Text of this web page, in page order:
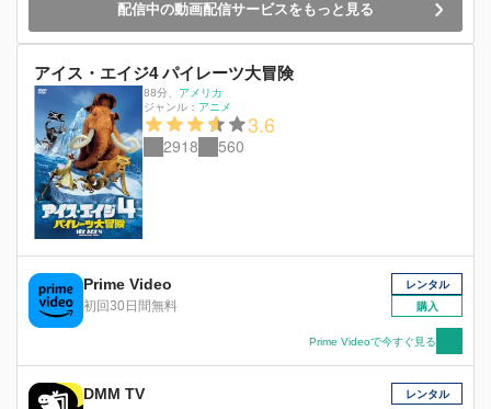
配信中の動画配信サービスをもっと見る
アイス・エイジ4 パイレーツ大冒険
88分
アメリカ
ジャンル： アニメ
3.6
2918 560
Prime Video
初回30日間無料
レンタル
購入
Prime Videoで今すぐ見る
DMM TV レンタル